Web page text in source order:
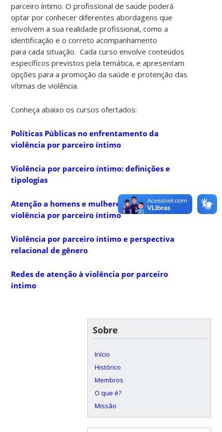
parceiro íntimo. O profissional de saúde poderá
optar por conhecer diferentes abordagens que
envolvem a sua realidade profissional, como a
identificação e o correto acompanhamento
para cada situação. Cada curso envolve conteúdos
específicos previstos pela temática, e apresentam
opções para a promoção da saúde e protenção das
vítimas de violência.
Conheça abaixo os cursos ofertados:
Políticas Públicas no enfrentamento da
violência por parceiro íntimo
Violência por parceiro íntimo: definições e
tipologias
Atenção a homens e mulheres em situação de
violência por parceiro íntimo
Violência por parceiro íntimo e perspectiva
relacional de gênero
Redes de atenção à violência por parceiro
íntimo
Sobre
Início
Histórico
Membros
O que é?
Missão